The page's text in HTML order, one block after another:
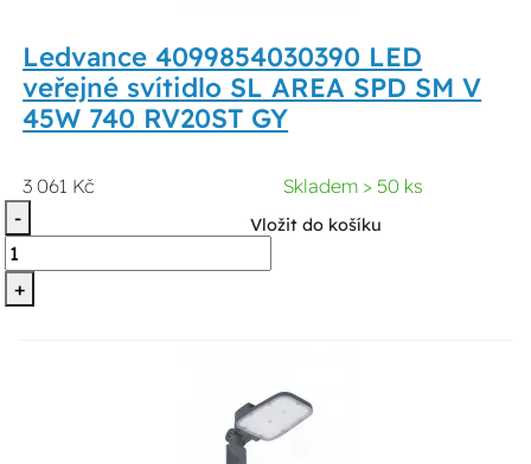
Ledvance 4099854030390 LED
veřejné svítidlo SL AREA SPD SM V
45W 740 RV20ST GY
3 061 Kč
Skladem > 50 ks
-
+
Vložit do košíku